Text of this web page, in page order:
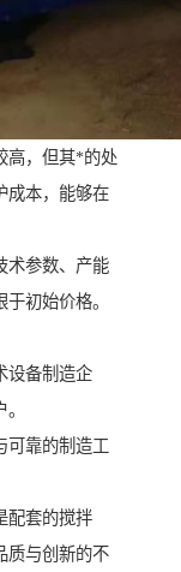
高，但其*的处
成本，能够在
术参数、产能
初始价格。
设备制造企
可靠的制造工
配套的搅拌
质与创新的不